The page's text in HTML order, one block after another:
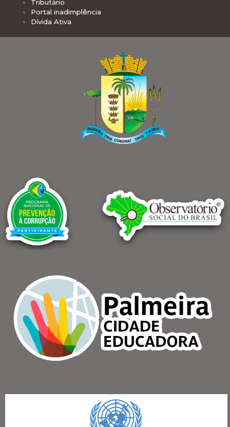
Tributário
Portal inadimplência
Dívida Ativa